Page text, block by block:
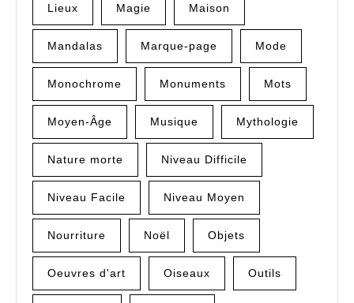
Lieux Magie Maison
Mandalas Marque-page Mode
Monochrome Monuments Mots
Moyen-Âge Musique Mythologie
Nature morte Niveau Difficile
Niveau Facile Niveau Moyen
Nourriture Noël Objets
Oeuvres d'art Oiseaux Outils